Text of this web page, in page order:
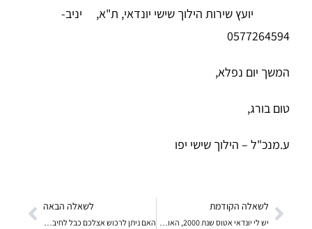
יועץ שירות הילוך שישי יונדאי, ת"א, יניב-
0577264594
המשך יום נפלא,
טום בורג,
ע.מנכ"ל – הילוך שישי יפו
לשאלה הקודמת לשאלה הבאה